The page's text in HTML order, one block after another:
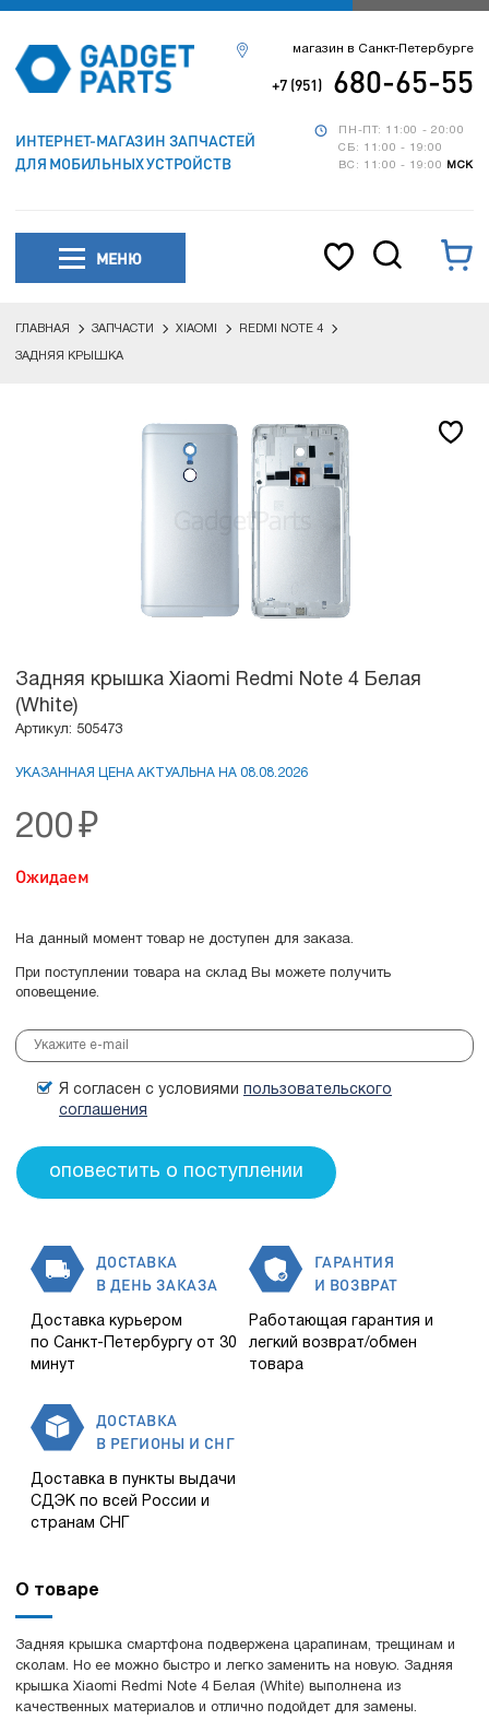
ИНТЕРНЕТ-МАГАЗИН ЗАПЧАСТЕЙ
ДЛЯ МОБИЛЬНЫХ УСТРОЙСТВ
ПН-ПТ: 11:00 - 20:00
СБ: 11:00 - 19:00
ВС: 11:00 - 19:00
МСК
магазин в Санкт-Петербурге
+7 (951) 680-65-55
МЕНЮ
ГЛАВНАЯ ЗАПЧАСТИ XIAOMI REDMI NOTE 4
ЗАДНЯЯ КРЫШКА
Задняя крышка Xiaomi Redmi Note 4 Белая
(White)
Артикул: 505473
УКАЗАННАЯ ЦЕНА АКТУАЛЬНА НА 08.08.2026
200 ₽
Ожидаем
На данный момент товар не доступен для заказа.
При поступлении товара на склад Вы можете получить
оповещение.
Я согласен с условиями пользовательского
соглашения
ДОСТАВКА
В ДЕНЬ ЗАКАЗА
Доставка курьером
по Санкт-Петербургу от 30
минут
ГАРАНТИЯ
И ВОЗВРАТ
Работающая гарантия и
легкий возврат/обмен
товара
ДОСТАВКА
В РЕГИОНЫ И СНГ
Доставка в пункты выдачи
СДЭК по всей России и
странам СНГ
О товаре
Задняя крышка смартфона подвержена царапинам, трещинам и
сколам. Но ее можно быстро и легко заменить на новую. Задняя
крышка Xiaomi Redmi Note 4 Белая (White) выполнена из
качественных материалов и отлично подойдет для замены.